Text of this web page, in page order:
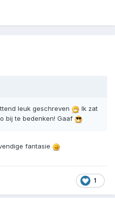
leuk geschreven
Ik zat
bij te bedenken! Gaaf
fantasie
1